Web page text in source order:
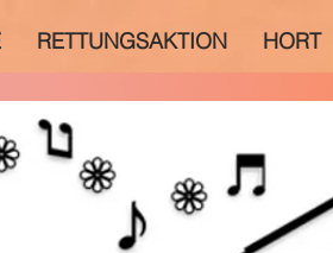
RETTUNGSAKTION HORT